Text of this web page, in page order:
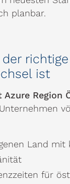
planbar.
ist
Azure Region
Land mit
für